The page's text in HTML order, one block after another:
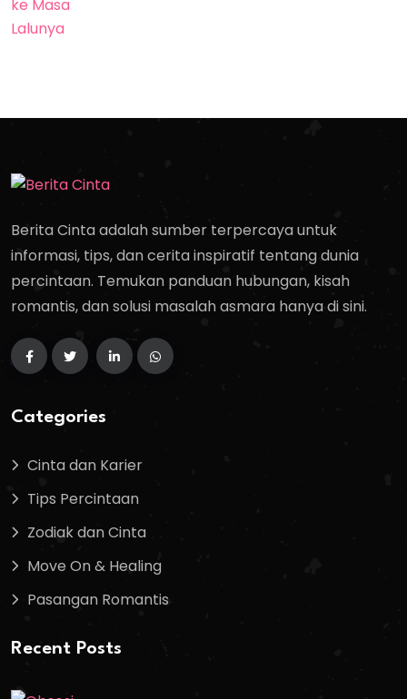
Berita Cinta adalah sumber terpercaya untuk
informasi, tips, dan cerita inspiratif tentang dunia
percintaan. Temukan panduan hubungan, kisah
romantis, dan solusi masalah asmara hanya di sini.
Categories
Cinta dan Karier
Tips Percintaan
Zodiak dan Cinta
Move On & Healing
Pasangan Romantis
Recent Posts